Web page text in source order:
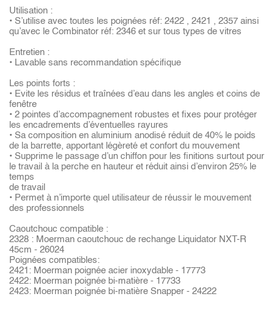
Utilisation :
• S’utilise avec toutes les poignées réf: 2422 , 2421 , 2357 ainsi
qu’avec le Combinator réf: 2346 et sur tous types de vitres
Entretien :
• Lavable sans recommandation spécifique
Les points forts :
• Evite les résidus et traînées d’eau dans les angles et coins de
fenêtre
• 2 pointes d’accompagnement robustes et fixes pour protéger
les encadrements d’éventuelles rayures
• Sa composition en aluminium anodisé réduit de 40% le poids
de la barrette, apportant légèreté et confort du mouvement
• Supprime le passage d’un chiffon pour les finitions surtout pour
le travail à la perche en hauteur et réduit ainsi d’environ 25% le
temps
de travail
• Permet à n’importe quel utilisateur de réussir le mouvement
des professionnels
Caoutchouc compatible :
2328 : Moerman caoutchouc de rechange Liquidator NXT-R
45cm - 26024
Poignées compatibles:
2421: Moerman poignée acier inoxydable - 17773
2422: Moerman poignée bi-matière - 17733
2423: Moerman poignée bi-matière Snapper - 24222